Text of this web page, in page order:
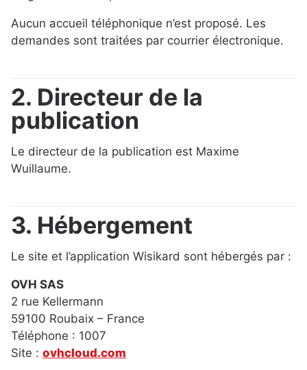
Aucun accueil téléphonique n’est proposé. Les
demandes sont traitées par courrier électronique.
2. Directeur de la
publication
Le directeur de la publication est Maxime
Wuillaume.
3. Hébergement
Le site et l’application Wisikard sont hébergés par :
OVH SAS
2 rue Kellermann
59100 Roubaix – France
Téléphone : 1007
Site : ovhcloud.com